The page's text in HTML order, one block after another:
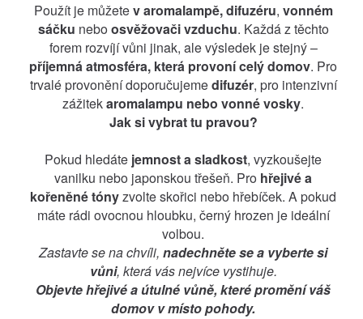
Použít je můžetev aromalampě, difuzéru, vonném
sáčku nebo osvěžovači vzduchu. Každá z těchto
forem rozvíjí vůni jinak, ale výsledek je stejný –
příjemná atmosféra, která provoní celý domov. Pro
trvalé provonění doporučujemedifuzér, pro intenzivní
zážitekaromalampu nebo vonné vosky.
Jak si vybrat tu pravou?
Pokud hledáte jemnost a sladkost, vyzkoušejte
vanilku nebo japonskou třešeň. Pro hřejivé a
kořeněné tónyzvolte skořici nebo hřebíček. A pokud
máte rádi ovocnou hloubku, černý hrozen je ideální
volbou.
Zastavte se na chvíli,nadechněte se a vyberte si
vůni, která vás nejvíce vystihuje.
Objevte hřejivé a útulné vůně, které promění váš
domov v místo pohody.